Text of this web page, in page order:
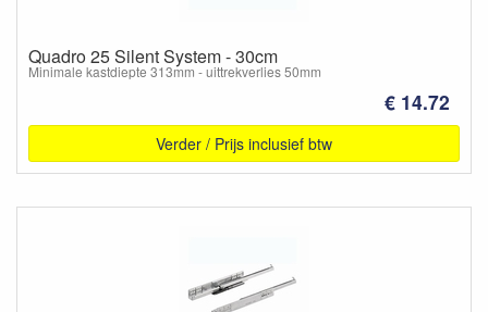
Quadro 25 Silent System - 30cm
Minimale kastdiepte 313mm - uittrekverlies 50mm
€ 14.72
Verder / Prijs inclusief btw